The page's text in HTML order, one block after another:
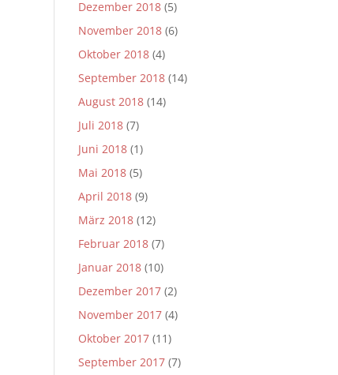
Dezember 2018 (5)
November 2018 (6)
Oktober 2018 (4)
September 2018 (14)
August 2018 (14)
Juli 2018 (7)
Juni 2018 (1)
Mai 2018 (5)
April 2018 (9)
März 2018 (12)
Februar 2018 (7)
Januar 2018 (10)
Dezember 2017 (2)
November 2017 (4)
Oktober 2017 (11)
September 2017 (7)